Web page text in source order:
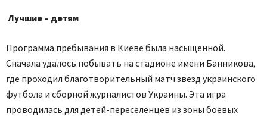
Лучшие – детям
Программа пребывания в Киеве была насыщенной.
Сначала удалось побывать на стадионе имени Банникова,
где проходил благотворительный матч звезд украинского
футбола и сборной журналистов Украины. Эта игра
проводилась для детей-переселенцев из зоны боевых